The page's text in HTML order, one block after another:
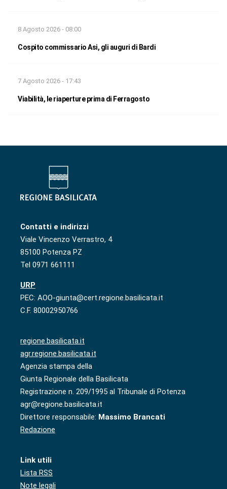
8 Agosto 2026 - 08:00
Cospito commissario Asi, gli auguri di Bardi
7 Agosto 2026 - 17:43
Viabilità, le riaperture prima di Ferragosto
Contatti e indirizzi
Viale Vincenzo Verrastro, 4
85100 Potenza PZ
Tel 0971 661111
URP
PEC: AOO-giunta@cert.regione.basilicata.it
C.F. 80002950766
regione.basilicata.it
agr.regione.basilicata.it
Agenzia stampa della
Giunta Regionale della Basilicata
Registrazione n. 209/1995 al Tribunale di Potenza
agr@regione.basilicata.it
Direttore responsabile: Massimo Brancati
Redazione
Link utili
Lista RSS
Note legali